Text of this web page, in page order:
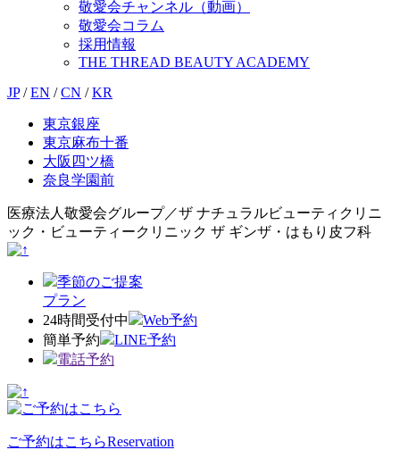
敬愛会チャンネル（動画）
敬愛会コラム
採用情報
THE THREAD BEAUTY ACADEMY
JP / EN / CN / KR
東京銀座
東京麻布十番
大阪四ツ橋
奈良学園前
医療法人敬愛会グループ／ザ ナチュラルビューティクリニ
ック・ビューティークリニック ザ ギンザ・はもり皮フ科
季節のご提案
プラン
24時間受付中
Web予約
簡単予約
LINE予約
電話予約
ご予約はこちらReservation